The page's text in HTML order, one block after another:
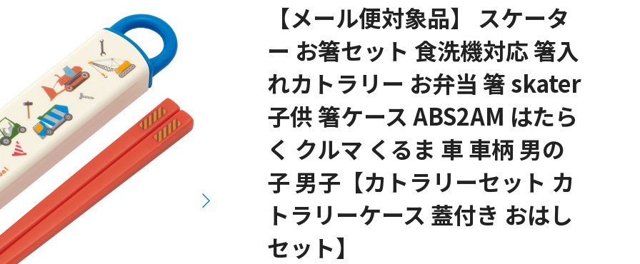
【メール便対象品】 スケータ
ー お箸セット 食洗機対応 箸入
れカトラリー お弁当 箸 skater
子供 箸ケース ABS2AM はたら
く クルマ くるま 車 車柄 男の
子 男子【カトラリーセット カ
トラリーケース 蓋付き おはし
セット】